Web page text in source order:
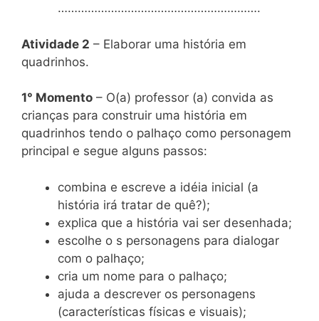
…………………………………………………….
Atividade 2 – Elaborar uma história em
quadrinhos.
1° Momento – O(a) professor (a) convida as
crianças para construir uma história em
quadrinhos tendo o palhaço como personagem
principal e segue alguns passos:
combina e escreve a idéia inicial (a
história irá tratar de quê?);
explica que a história vai ser desenhada;
escolhe o s personagens para dialogar
com o palhaço;
cria um nome para o palhaço;
ajuda a descrever os personagens
(características físicas e visuais);